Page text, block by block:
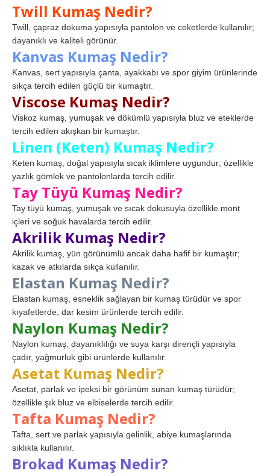
Twill Kumaş Nedir?
Twill, çapraz dokuma yapısıyla pantolon ve ceketlerde kullanılır;
dayanıklı ve kaliteli görünür.
Kanvas Kumaş Nedir?
Kanvas, sert yapısıyla çanta, ayakkabı ve spor giyim ürünlerinde
sıkça tercih edilen güçlü bir kumaştır.
Viscose Kumaş Nedir?
Viskoz kumaş, yumuşak ve dökümlü yapısıyla bluz ve eteklerde
tercih edilen akışkan bir kumaştır.
Linen (Keten) Kumaş Nedir?
Keten kumaş, doğal yapısıyla sıcak iklimlere uygundur; özellikle
yazlık gömlek ve pantolonlarda tercih edilir.
Tay Tüyü Kumaş Nedir?
Tay tüyü kumaş, yumuşak ve sıcak dokusuyla özellikle mont
içleri ve soğuk havalarda tercih edilir.
Akrilik Kumaş Nedir?
Akrilik kumaş, yün görünümlü ancak daha hafif bir kumaştır;
kazak ve atkılarda sıkça kullanılır.
Elastan Kumaş Nedir?
Elastan kumaş, esneklik sağlayan bir kumaş türüdür ve spor
kıyafetlerde, dar kesim ürünlerde tercih edilir.
Naylon Kumaş Nedir?
Naylon kumaş, dayanıklılığı ve suya karşı dirençli yapısıyla
çadır, yağmurluk gibi ürünlerde kullanılır.
Asetat Kumaş Nedir?
Asetat, parlak ve ipeksi bir görünüm sunan kumaş türüdür;
özellikle şık bluz ve elbiselerde tercih edilir.
Tafta Kumaş Nedir?
Tafta, sert ve parlak yapısıyla gelinlik, abiye kumaşlarında
sıklıkla kullanılır.
Brokad Kumaş Nedir?